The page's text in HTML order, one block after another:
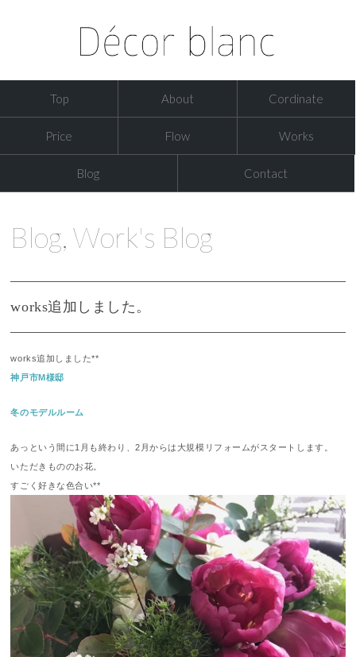
Top About Cordinate
Price Flow Works
Blog Contact
Blog,Work's Blog
works追加しました。
works追加しました**
神戸市M様邸
冬のモデルルーム
あっという間に1月も終わり、2月からは大規模リフォームがスタートします。
いただきもののお花。
すごく好きな色合い**